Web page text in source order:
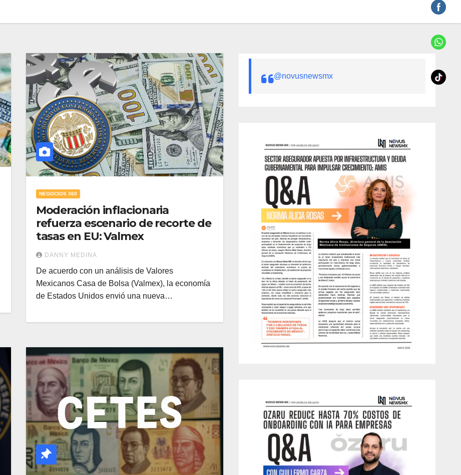
NEGOCIOS 360
Moderación inflacionaria
refuerza escenario de recorte de
tasas en EU: Valmex
DANNY MEDINA
De acuerdo con un análisis de Valores
Mexicanos Casa de Bolsa (Valmex), la economía
de Estados Unidos envió una nueva…
@novusnewsmx